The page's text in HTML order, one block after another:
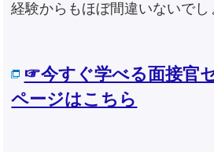
経験からもほぼ間違いないでし
☞今すぐ学べる面接官
ページはこちら